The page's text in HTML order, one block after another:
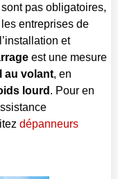
pas obligatoires,
entreprises de
et
est une mesure
au volant, en
lourd . Pour en
dépanneurs